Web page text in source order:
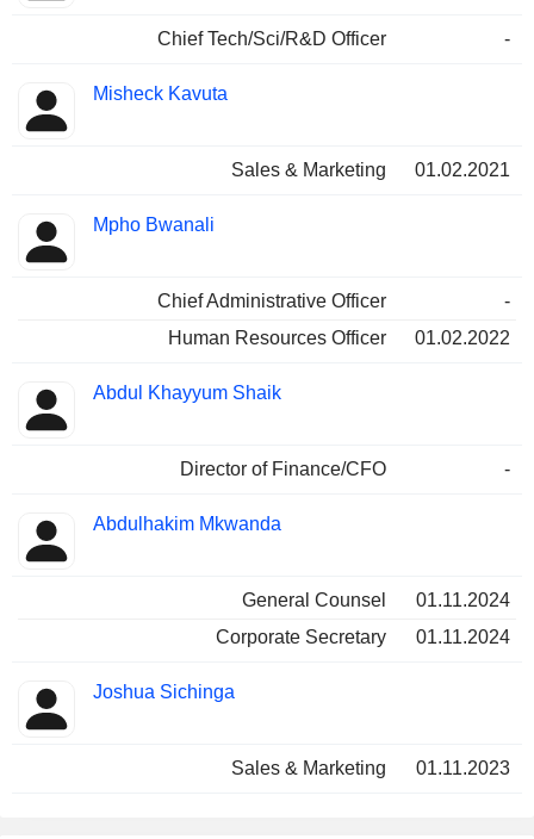
Chief Tech/Sci/R&D Officer -
Misheck Kavuta
Sales & Marketing 01.02.2021
Mpho Bwanali
Chief Administrative Officer
-
Human Resources Officer
01.02.2022
Abdul Khayyum Shaik
Director of Finance/CFO -
Abdulhakim Mkwanda
General Counsel
01.11.2024
Corporate Secretary
01.11.2024
Joshua Sichinga
Sales & Marketing 01.11.2023